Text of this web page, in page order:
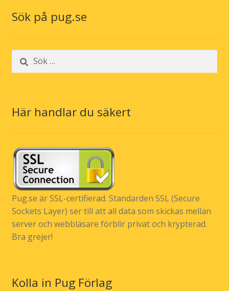
Sök på pug.se
Sök
efter:
Här handlar du säkert
Pug.se är SSL-certifierad. Standarden SSL (Secure
Sockets Layer) ser till att all data som skickas mellan
server och webbläsare förblir privat och krypterad.
Bra grejer!
Kolla in Pug Förlag